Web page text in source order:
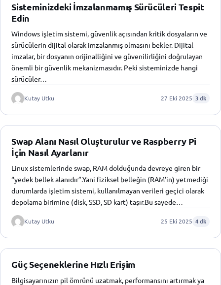
Sisteminizdeki İmzalanmamış Sürücüleri Tespit
Edin
Windows işletim sistemi, güvenlik açısından kritik dosyaların ve
sürücülerin dijital olarak imzalanmış olmasını bekler. Dijital
imzalar, bir dosyanın orijinalliğini ve güvenilirliğini doğrulayan
önemli bir güvenlik mekanizmasıdır. Peki sisteminizde hangi
sürücüler…
Kutay Utku 27 Eki 2025 3 dk
Swap Alanı Nasıl Oluşturulur ve Raspberry Pi
İçin Nasıl Ayarlanır
Linux sistemlerinde swap, RAM dolduğunda devreye giren bir
“yedek bellek alanıdır”.Yani fiziksel belleğin (RAM’in) yetmediği
durumlarda işletim sistemi, kullanılmayan verileri geçici olarak
depolama birimine (disk, SSD, SD kart) taşır.Bu sayede…
Kutay Utku 25 Eki 2025 4 dk
Güç Seçeneklerine Hızlı Erişim
Bilgisayarınızın pil ömrünü uzatmak, performansını artırmak ya